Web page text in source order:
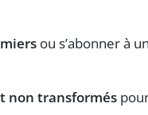
ou s’abonner à
non transformés